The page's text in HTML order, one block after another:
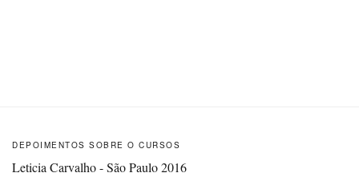
DEPOIMENTOS SOBRE O CURSOS
Leticia Carvalho - São Paulo 2016